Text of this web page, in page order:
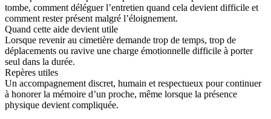
tombe, comment déléguer l’entretien quand cela devient difficile et
comment rester présent malgré l’éloignement.
Quand cette aide devient utile
Lorsque revenir au cimetière demande trop de temps, trop de
déplacements ou ravive une charge émotionnelle difficile à porter
seul dans la durée.
Repères utiles
Un accompagnement discret, humain et respectueux pour continuer
à honorer la mémoire d’un proche, même lorsque la présence
physique devient compliquée.